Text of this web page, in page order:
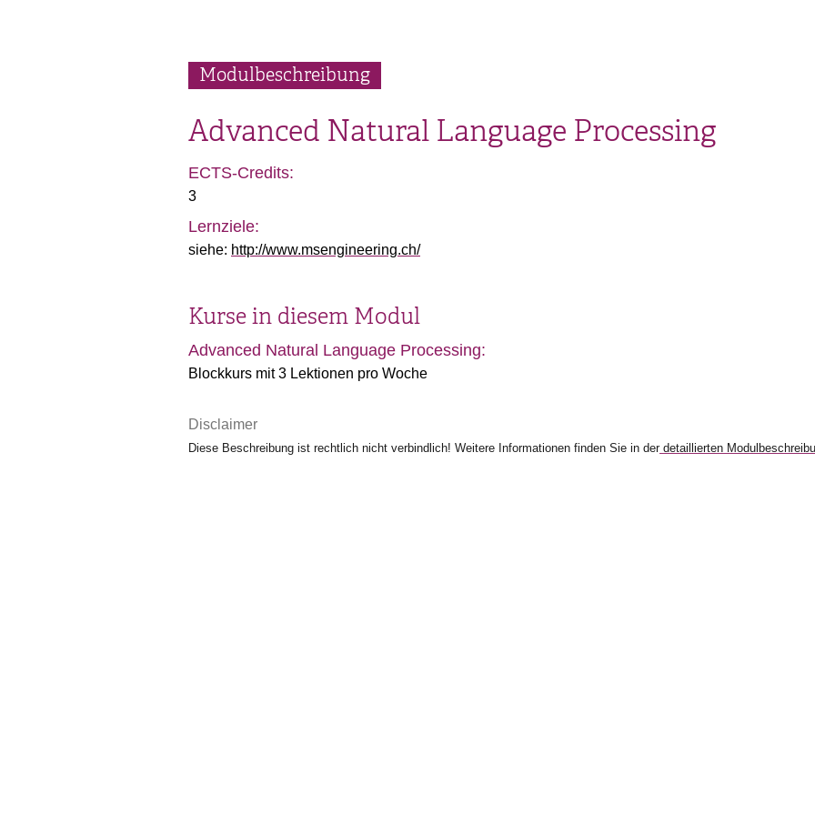
Modulbeschreibung
Advanced Natural Language Processing
ECTS-Credits:
3
Lernziele:
siehe: http://www.msengineering.ch/
Kurse in diesem Modul
Advanced Natural Language Processing:
Blockkurs mit 3 Lektionen pro Woche
Disclaimer
Diese Beschreibung ist rechtlich nicht verbindlich! Weitere Informationen finden Sie in der detaillierten